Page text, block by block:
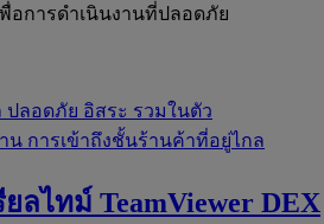
อการดำเนินงานที่ปลอดภัย
ปลอดภัย อิสระ รวมในตัว
น การเข้าถึงชั้นร้านค้าที่อยู่ไกล
ลไทม์ TeamViewer DEX